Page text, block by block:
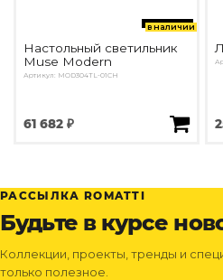
в наличии
Настольный светильник
Muse Modern
Артикул: MOD304TL-01CH
61 682 ₽
РАССЫЛКА ROMATTI
Будьте в курсе
Коллекции, проекты, тренды и
только полезное.